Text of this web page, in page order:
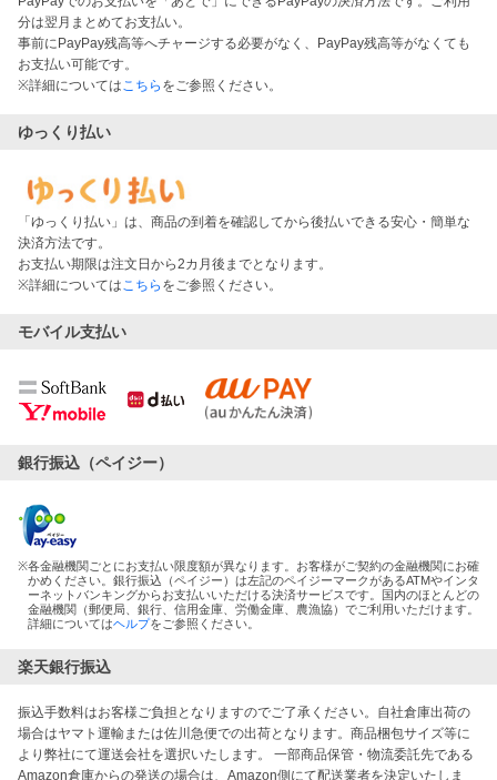
分は翌月まとめてお支払い。
事前にPayPay残高等へチャージする必要がなく、PayPay残高等がなくても
お支払い可能です。
※詳細については こちら をご参照ください。
ゆっくり払い
「ゆっくり払い」は、商品の到着を確認してから後払いできる安心・簡単な
決済方法です。
お支払い期限は注文日から2カ月後までとなります。
※詳細については こちら をご参照ください。
モバイル支払い
銀行振込（ペイジー）
※各金融機関ごとにお支払い限度額が異なります。お客様がご契約の金融機関にお確
かめください。銀行振込（ペイジー）は左記のペイジーマークがあるATMやインタ
ーネットバンキングからお支払いいただける決済サービスです。国内のほとんどの
金融機関（郵便局、銀行、信用金庫、労働金庫、農漁協）でご利用いただけます。
詳細についてはヘルプをご参照ください。
楽天銀行振込
振込手数料はお客様ご負担となりますのでご了承ください。自社倉庫出荷の
場合はヤマト運輸または佐川急便での出荷となります。商品梱包サイズ等に
より弊社にて運送会社を選択いたします。 一部商品保管・物流委託先である
Amazon倉庫からの発送の場合は、Amazon側にて配送業者を決定いたしま